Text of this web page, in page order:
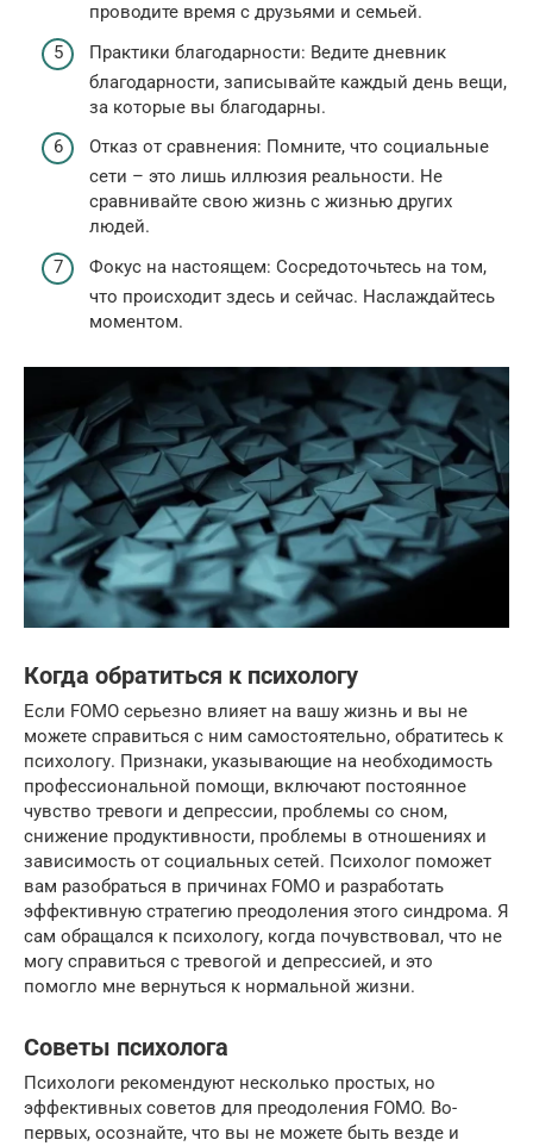
проводите время с друзьями и семьей.
Практики благодарности: Ведите дневник
благодарности, записывайте каждый день вещи,
за которые вы благодарны.
Отказ от сравнения: Помните, что социальные
сети – это лишь иллюзия реальности. Не
сравнивайте свою жизнь с жизнью других
людей.
Фокус на настоящем: Сосредоточьтесь на том,
что происходит здесь и сейчас. Наслаждайтесь
моментом.
Когда обратиться к психологу
Если FOMO серьезно влияет на вашу жизнь и вы не
можете справиться с ним самостоятельно, обратитесь к
психологу. Признаки, указывающие на необходимость
профессиональной помощи, включают постоянное
чувство тревоги и депрессии, проблемы со сном,
снижение продуктивности, проблемы в отношениях и
зависимость от социальных сетей. Психолог поможет
вам разобраться в причинах FOMO и разработать
эффективную стратегию преодоления этого синдрома. Я
сам обращался к психологу, когда почувствовал, что не
могу справиться с тревогой и депрессией, и это
помогло мне вернуться к нормальной жизни.
Советы психолога
Психологи рекомендуют несколько простых, но
эффективных советов для преодоления FOMO. Во-
первых, осознайте, что вы не можете быть везде и